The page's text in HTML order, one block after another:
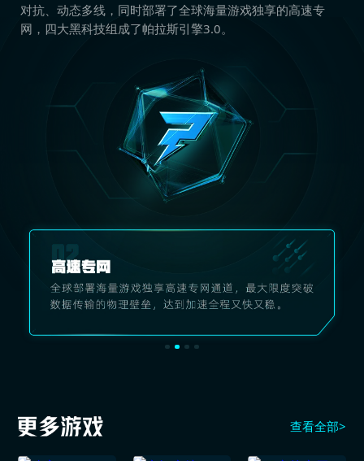
对抗、动态多线，同时部署了全球海量游戏独享的高速专
网，四大黑科技组成了帕拉斯引擎3.0。
查看全部>